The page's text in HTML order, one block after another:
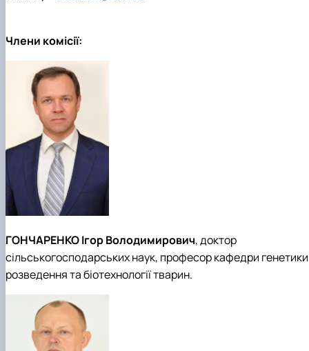
Члени комісії:
ГОНЧАРЕНКО Ігор Володимирович, доктор
сільськогосподарських наук, професор кафедри
розведення та біотехнології тварин.